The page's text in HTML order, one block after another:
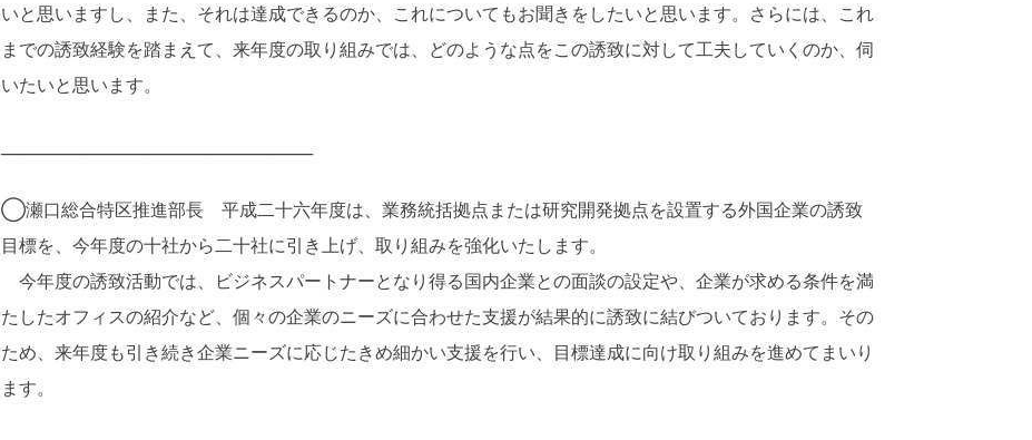
いと思いますし、また、それは達成できるのか、これについてもお聞きをしたいと思います。さらには、これ
までの誘致経験を踏まえて、来年度の取り組みでは、どのような点をこの誘致に対して工夫していくのか、伺
いたいと思います。
◯瀬口総合特区推進部長 平成二十六年度は、業務統括拠点または研究開発拠点を設置する外国企業の誘致
目標を、今年度の十社から二十社に引き上げ、取り組みを強化いたします。
今年度の誘致活動では、ビジネスパートナーとなり得る国内企業との面談の設定や、企業が求める条件を満
たしたオフィスの紹介など、個々の企業のニーズに合わせた支援が結果的に誘致に結びついております。その
ため、来年度も引き続き企業ニーズに応じたきめ細かい支援を行い、目標達成に向け取り組みを進めてまいり
ます。